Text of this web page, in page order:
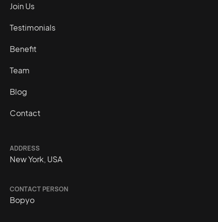
Join Us
Testimonials
Benefit
Team
Blog
Contact
ADDRESS
New York, USA
CONTACT PERSON
Bopyo